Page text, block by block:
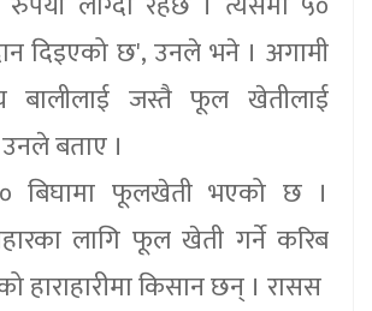
दिइएको छ', उनले भने । अगामी
बालीलाई जस्तै फूल खेतीलाई
उनले बताए ।
बिघामा फूलखेती भएको छ ।
लागि फूल खेती गर्ने करिब
हाराहारीमा किसान छन् । रासस